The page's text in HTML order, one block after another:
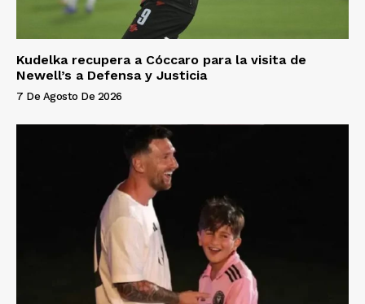
Kudelka recupera a Cóccaro para la visita de
Newell’s a Defensa y Justicia
7 De Agosto De 2026